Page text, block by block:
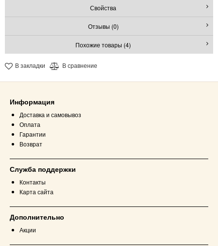
Свойства
Отзывы (0)
Похожие товары (4)
В закладки В сравнение
Информация
Доставка и самовывоз
Оплата
Гарантии
Возврат
Служба поддержки
Контакты
Карта сайта
Дополнительно
Акции